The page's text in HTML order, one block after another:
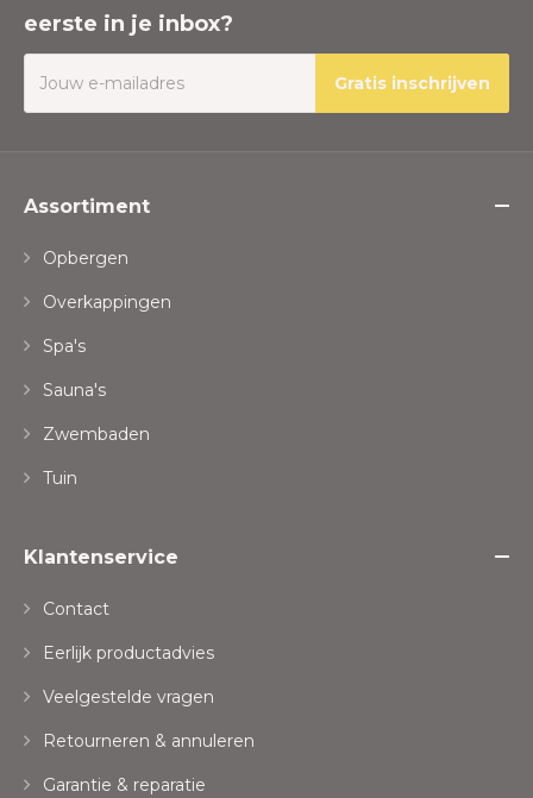
eerste in je inbox?
Gratis inschrijven
Assortiment
Opbergen
Overkappingen
Spa's
Sauna's
Zwembaden
Tuin
Klantenservice
Contact
Eerlijk productadvies
Veelgestelde vragen
Retourneren & annuleren
Garantie & reparatie